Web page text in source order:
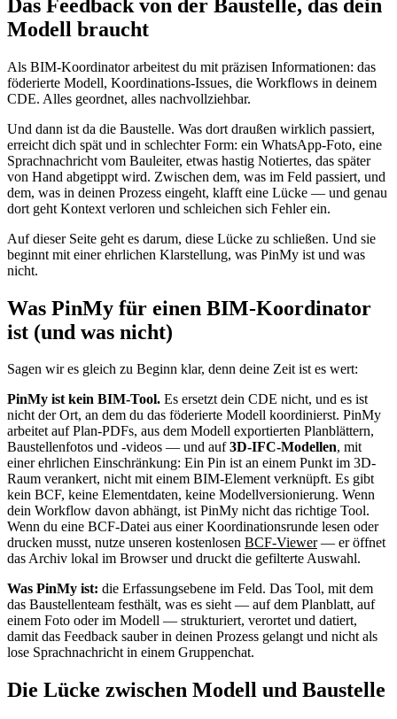
Das Feedback von der Baustelle, das dein
Modell braucht
Als BIM-Koordinator arbeitest du mit präzisen Informationen: das
föderierte Modell, Koordinations-Issues, die Workflows in deinem
CDE. Alles geordnet, alles nachvollziehbar.
Und dann ist da die Baustelle. Was dort draußen wirklich passiert,
erreicht dich spät und in schlechter Form: ein WhatsApp-Foto, eine
Sprachnachricht vom Bauleiter, etwas hastig Notiertes, das später
von Hand abgetippt wird. Zwischen dem, was im Feld passiert, und
dem, was in deinen Prozess eingeht, klafft eine Lücke — und genau
dort geht Kontext verloren und schleichen sich Fehler ein.
Auf dieser Seite geht es darum, diese Lücke zu schließen. Und sie
beginnt mit einer ehrlichen Klarstellung, was PinMy ist und was
nicht.
Was PinMy für einen BIM-Koordinator
ist (und was nicht)
Sagen wir es gleich zu Beginn klar, denn deine Zeit ist es wert:
PinMy ist kein BIM-Tool. Es ersetzt dein CDE nicht, und es ist
nicht der Ort, an dem du das föderierte Modell koordinierst. PinMy
arbeitet auf Plan-PDFs, aus dem Modell exportierten Planblättern,
Baustellenfotos und -videos — und auf3D-IFC-Modellen, mit
einer ehrlichen Einschränkung: Ein Pin ist an einem Punkt im 3D-
Raum verankert, nicht mit einem BIM-Element verknüpft. Es gibt
kein BCF, keine Elementdaten, keine Modellversionierung. Wenn
dein Workflow davon abhängt, ist PinMy nicht das richtige Tool.
Wenn du eine BCF-Datei aus einer Koordinationsrunde lesen oder
drucken musst, nutze unseren kostenlosen BCF-Viewer— er öffnet
das Archiv lokal im Browser und druckt die gefilterte Auswahl.
Was PinMy ist: die Erfassungsebene im Feld. Das Tool, mit dem
das Baustellenteam festhält, was es sieht — auf dem Planblatt, auf
einem Foto oder im Modell — strukturiert, verortet und datiert,
damit das Feedback sauber in deinen Prozess gelangt und nicht als
lose Sprachnachricht in einem Gruppenchat.
Die Lücke zwischen Modell und Baustelle